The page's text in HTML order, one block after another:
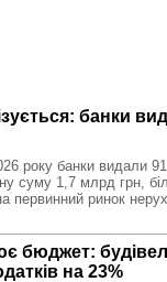
банки
року банки видали
суму 1,7 млрд грн,
первинний ринок
бюджет:
на 23%